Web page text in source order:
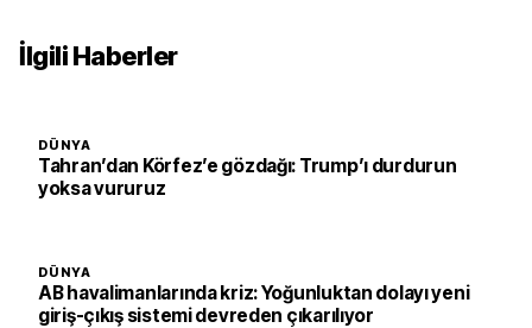
İlgili Haberler
DÜNYA
Tahran’dan Körfez’e gözdağı: Trump’ı durdurun
yoksa vururuz
DÜNYA
AB havalimanlarında kriz: Yoğunluktan dolayı yeni
giriş-çıkış sistemi devreden çıkarılıyor